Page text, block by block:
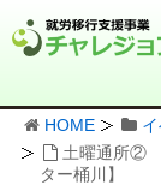
HOME
土曜通所②
ター桶川】